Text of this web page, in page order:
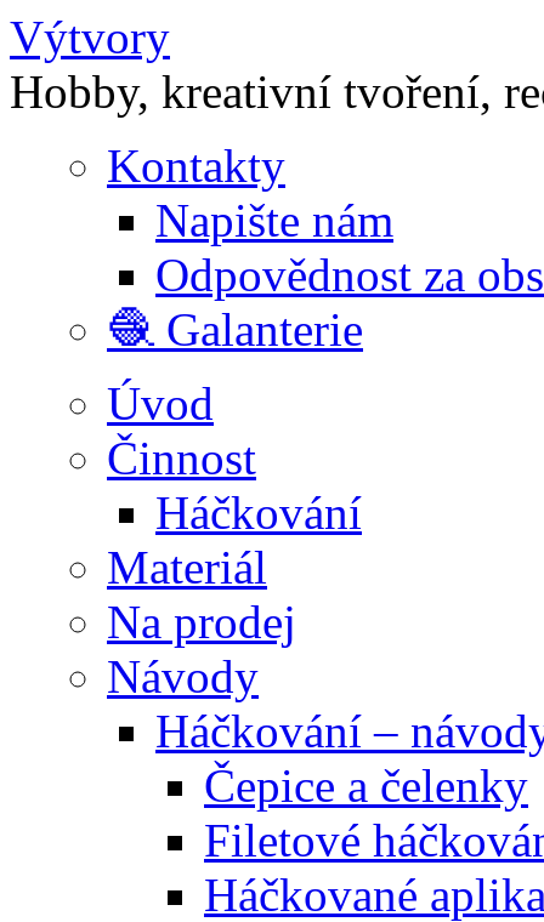
Výtvory
Hobby, kreativní tvoření,
Kontakty
Napište nám
Odpovědnost za
🧶 Galanterie
Úvod
Činnost
Háčkování
Materiál
Na prodej
Návody
Háčkování –
Čepice a čelenky
Filetové
Háčkované